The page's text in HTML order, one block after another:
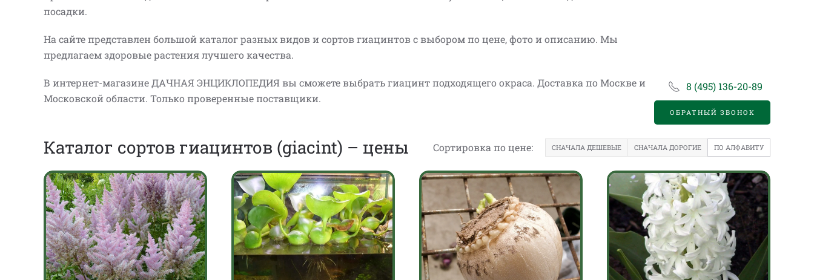
8 (495) 136-20-89
ОБРАТНЫЙ ЗВОНОК
посадки.
На сайте представлен большой каталог разных видов и сортов гиацинтов с выбором по цене, фото и описанию. Мы
предлагаем здоровые растения лучшего качества.
В интернет-магазине ДАЧНАЯ ЭНЦИКЛОПЕДИЯ вы сможете выбрать гиацинт подходящего окраса. Доставка по Москве и
Московской области. Только проверенные поставщики.
Каталог сортов гиацинтов (giacint) – цены Сортировка по цене: СНАЧАЛА ДЕШЕВЫЕ СНАЧАЛА ДОРОГИЕ ПО АЛФАВИТУ